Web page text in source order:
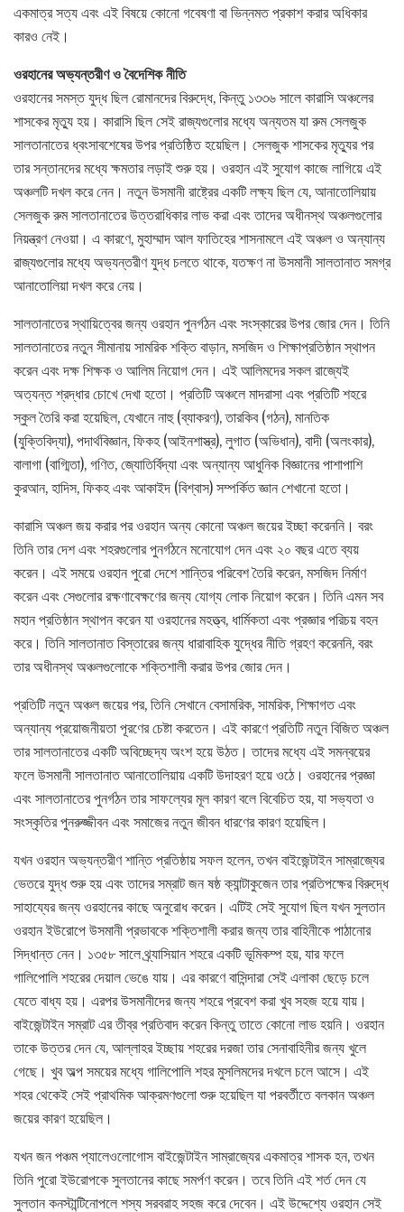
একমাত্র সত্য এবং এই বিষয়ে কোনো গবেষণা বা ভিন্নমত প্রকাশ করার অধিকার
কারও নেই।
ওরহানের অভ্যন্তরীণ ও বৈদেশিক নীতি
ওরহানের সমস্ত যুদ্ধ ছিল রোমানদের বিরুদ্ধে, কিন্তু ১৩৩৬ সালে কারাসি অঞ্চলের
শাসকের মৃত্যু হয়। কারাসি ছিল সেই রাজ্যগুলোর মধ্যে অন্যতম যা রুম সেলজুক
সালতানাতের ধ্বংসাবশেষের উপর প্রতিষ্ঠিত হয়েছিল। সেলজুক শাসকের মৃত্যুর পর
তার সন্তানদের মধ্যে ক্ষমতার লড়াই শুরু হয়। ওরহান এই সুযোগ কাজে লাগিয়ে এই
অঞ্চলটি দখল করে নেন। নতুন উসমানী রাষ্ট্রের একটি লক্ষ্য ছিল যে, আনাতোলিয়ায়
সেলজুক রুম সালতানাতের উত্তরাধিকার লাভ করা এবং তাদের অধীনস্থ অঞ্চলগুলোর
নিয়ন্ত্রণ নেওয়া। এ কারণে, মুহাম্মাদ আল ফাতিহের শাসনামলে এই অঞ্চল ও অন্যান্য
রাজ্যগুলোর মধ্যে অভ্যন্তরীণ যুদ্ধ চলতে থাকে, যতক্ষণ না উসমানী সালতানাত সমগ্র
আনাতোলিয়া দখল করে নেয়।
সালতানাতের স্থায়িত্বের জন্য ওরহান পুনর্গঠন এবং সংস্কারের উপর জোর দেন। তিনি
সালতানাতের নতুন সীমানায় সামরিক শক্তি বাড়ান, মসজিদ ও শিক্ষাপ্রতিষ্ঠান স্থাপন
করেন এবং দক্ষ শিক্ষক ও আলিম নিয়োগ দেন। এই আলিমদের সকল রাজ্যেই
অত্যন্ত শ্রদ্ধার চোখে দেখা হতো। প্রতিটি অঞ্চলে মাদরাসা এবং প্রতিটি শহরে
স্কুল তৈরি করা হয়েছিল, যেখানে নাহু (ব্যাকরণ), তারকিব (গঠন), মানতিক
(যুক্তিবিদ্যা), পদার্থবিজ্ঞান, ফিকহ (আইনশাস্ত্র), লুগাত (অভিধান), বাদী (অলংকার),
বালাগা (বাগ্মিতা), গণিত, জ্যোতির্বিদ্যা এবং অন্যান্য আধুনিক বিজ্ঞানের পাশাপাশি
কুরআন, হাদিস, ফিকহ এবং আকাইদ (বিশ্বাস) সম্পর্কিত জ্ঞান শেখানো হতো।
কারাসি অঞ্চল জয় করার পর ওরহান অন্য কোনো অঞ্চল জয়ের ইচ্ছা করেননি। বরং
তিনি তার দেশ এবং শহরগুলোর পুনর্গঠনে মনোযোগ দেন এবং ২০ বছর এতে ব্যয়
করেন। এই সময়ে ওরহান পুরো দেশে শান্তির পরিবেশ তৈরি করেন, মসজিদ নির্মাণ
করেন এবং সেগুলোর রক্ষণাবেক্ষণের জন্য যোগ্য লোক নিয়োগ করেন। তিনি এমন সব
মহান প্রতিষ্ঠান স্থাপন করেন যা ওরহানের মহত্ত্ব, ধার্মিকতা এবং প্রজ্ঞার পরিচয় বহন
করে। তিনি সালতানাত বিস্তারের জন্য ধারাবাহিক যুদ্ধের নীতি গ্রহণ করেননি, বরং
তার অধীনস্থ অঞ্চলগুলোকে শক্তিশালী করার উপর জোর দেন।
প্রতিটি নতুন অঞ্চল জয়ের পর, তিনি সেখানে বেসামরিক, সামরিক, শিক্ষাগত এবং
অন্যান্য প্রয়োজনীয়তা পূরণের চেষ্টা করতেন। এই কারণে প্রতিটি নতুন বিজিত অঞ্চল
তার সালতানাতের একটি অবিচ্ছেদ্য অংশ হয়ে উঠত। তাদের মধ্যে এই সমন্বয়ের
ফলে উসমানী সালতানাত আনাতোলিয়ায় একটি উদাহরণ হয়ে ওঠে। ওরহানের প্রজ্ঞা
এবং সালতানাতের পুনর্গঠন তার সাফল্যের মূল কারণ বলে বিবেচিত হয়, যা সভ্যতা ও
সংস্কৃতির পুনরুজ্জীবন এবং সমাজের নতুন জীবন ধারণের কারণ হয়েছিল।
যখন ওরহান অভ্যন্তরীণ শান্তি প্রতিষ্ঠায় সফল হলেন, তখন বাইজেন্টাইন সাম্রাজ্যের
ভেতরে যুদ্ধ শুরু হয় এবং তাদের সম্রাট জন ষষ্ঠ ক্যান্টাকুজেন তার প্রতিপক্ষের বিরুদ্ধে
সাহায্যের জন্য ওরহানের কাছে অনুরোধ করেন। এটিই সেই সুযোগ ছিল যখন সুলতান
ওরহান ইউরোপে উসমানী প্রভাবকে শক্তিশালী করার জন্য তার বাহিনীকে পাঠানোর
সিদ্ধান্ত নেন। ১৩৫৮ সালে থ্র্যাসিয়ান শহরে একটি ভূমিকম্প হয়, যার ফলে
গালিপোলি শহরের দেয়াল ভেঙে যায়। এর কারণে বাসিন্দারা সেই এলাকা ছেড়ে চলে
যেতে বাধ্য হয়। এরপর উসমানীদের জন্য শহরে প্রবেশ করা খুব সহজ হয়ে যায়।
বাইজেন্টাইন সম্রাট এর তীব্র প্রতিবাদ করেন কিন্তু তাতে কোনো লাভ হয়নি। ওরহান
তাকে উত্তর দেন যে, আল্লাহর ইচ্ছায় শহরের দরজা তার সেনাবাহিনীর জন্য খুলে
গেছে। খুব অল্প সময়ের মধ্যে গালিপোলি শহর মুসলিমদের দখলে চলে আসে। এই
শহর থেকেই সেই প্রাথমিক আক্রমণগুলো শুরু হয়েছিল যা পরবর্তীতে বলকান অঞ্চল
জয়ের কারণ হয়েছিল।
যখন জন পঞ্চম প্যালেওলোগোস বাইজেন্টাইন সাম্রাজ্যের একমাত্র শাসক হন, তখন
তিনি পুরো ইউরোপকে সুলতানের কাছে সমর্পণ করেন। তবে তিনি এই শর্ত দেন যে
সুলতান কনস্টান্টিনোপলে শস্য সরবরাহ সহজ করে দেবেন। এই উদ্দেশ্যে ওরহান সেই